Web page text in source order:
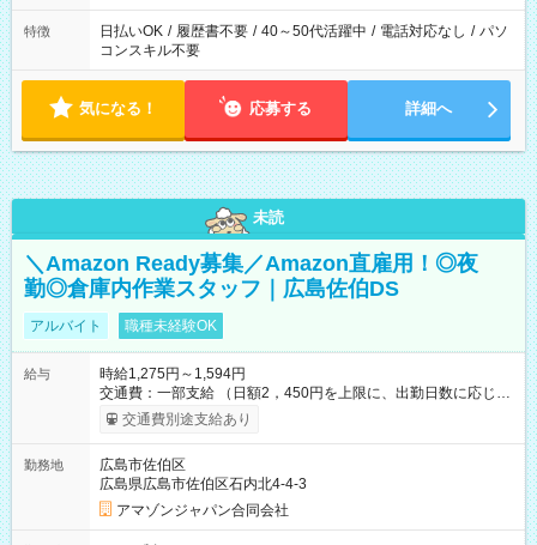
特徴 日払いOK / 履歴書不要 / 40～50代活躍中 / 電話対応なし / パソ
コンスキル不要
気になる！ 応募する 詳細へ
未読
＼Amazon Ready募集／Amazon直雇用！◎夜
勤◎倉庫内作業スタッフ｜広島佐伯DS
アルバイト 職種未経験OK
給与
時給1,275円～1,594円
交通費：一部支給 （日額2，450円を上限に、出勤日数に応じて
実費支給） ※22:00～翌5:00までは時給25%UP！ ■給与前払い
制度あり ※前払い額の上限あり、手数料無料（Amazon負担）
交通費別途支給あり
勤務地
広島市佐伯区
広島県広島市佐伯区石内北4-4-3
アマゾンジャパン合同会社